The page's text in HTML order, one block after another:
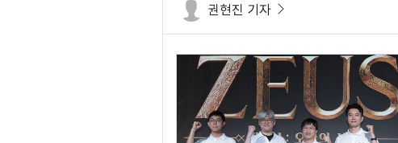
권현진 기자